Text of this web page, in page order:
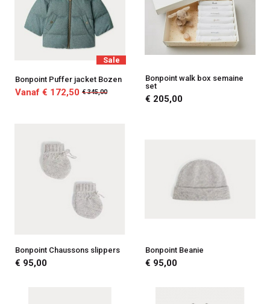
Sale
Bonpoint Puffer jacket Bozen
Vanaf € 172,50 € 345,00
Bonpoint walk box semaine
set
€ 205,00
Bonpoint Chaussons slippers
€ 95,00
Bonpoint Beanie
€ 95,00